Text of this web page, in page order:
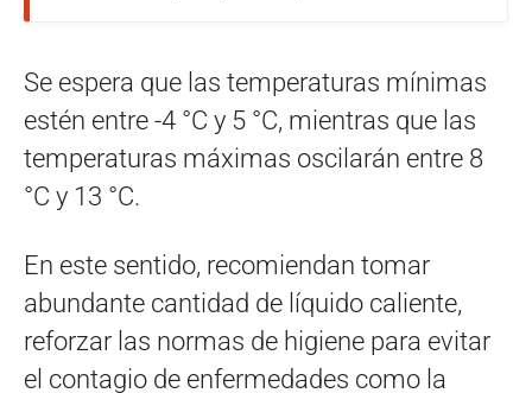
Se espera que las temperaturas mínimas
estén entre -4 °C y 5 °C, mientras que las
temperaturas máximas oscilarán entre 8
°C y 13 °C.
En este sentido, recomiendan tomar
abundante cantidad de líquido caliente,
reforzar las normas de higiene para evitar
el contagio de enfermedades como la